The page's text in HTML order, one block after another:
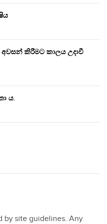
අවසන් කිරීමට කාලය උදාවී
ය.
by site guidelines. Any